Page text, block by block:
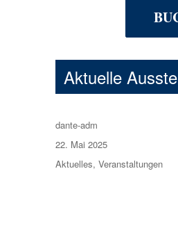
Aktuelle
Autor
dante-adm
Veröffentlicht
am
22. Mai 2025
Kategorien
Aktuelles,Veranstaltungen